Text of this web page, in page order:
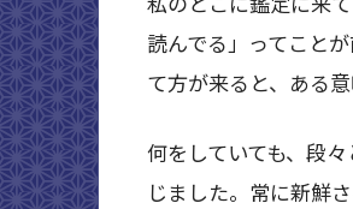
読んでる」ってこと
て方が来ると、ある意
何をしていても、段
じました。常に新鮮